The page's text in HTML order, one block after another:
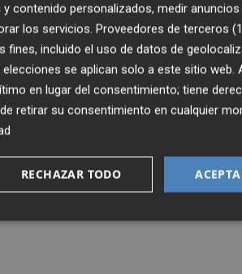
contenido personalizados, medir
los servicios. Proveedores de terceros
incluido el uso de datos de
se aplican solo a este sitio web.
en lugar del consentimiento; tiene
retirar su consentimiento en cualquier
RECHAZAR TODO